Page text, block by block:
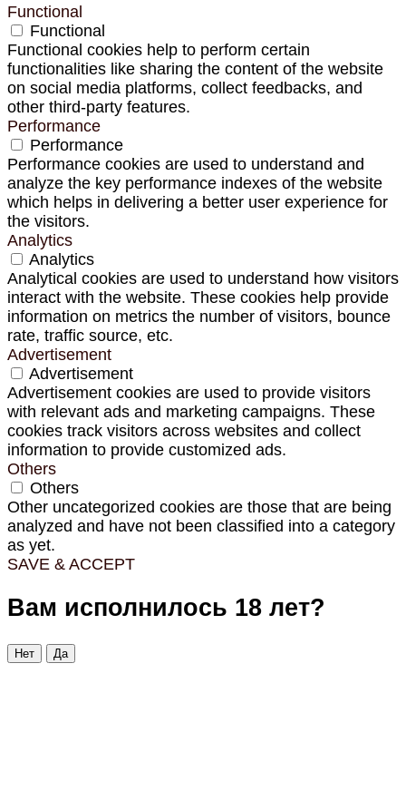
Functional
Functional
Functional cookies help to perform certain
functionalities like sharing the content of the website
on social media platforms, collect feedbacks, and
other third-party features.
Performance
Performance
Performance cookies are used to understand and
analyze the key performance indexes of the website
which helps in delivering a better user experience for
the visitors.
Analytics
Analytics
Analytical cookies are used to understand how visitors
interact with the website. These cookies help provide
information on metrics the number of visitors, bounce
rate, traffic source, etc.
Advertisement
Advertisement
Advertisement cookies are used to provide visitors
with relevant ads and marketing campaigns. These
cookies track visitors across websites and collect
information to provide customized ads.
Others
Others
Other uncategorized cookies are those that are being
analyzed and have not been classified into a category
as yet.
SAVE & ACCEPT
Вам исполнилось 18 лет?
Нет Да